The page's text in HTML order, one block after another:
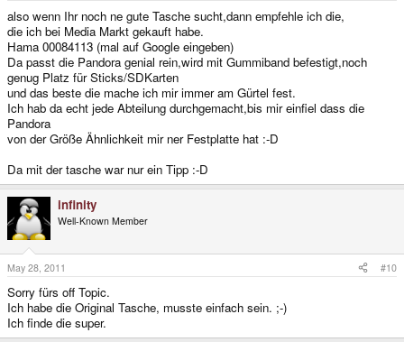
also wenn Ihr noch ne gute Tasche sucht,dann empfehle ich die,
die ich bei Media Markt gekauft habe.
Hama 00084113 (mal auf Google eingeben)
Da passt die Pandora genial rein,wird mit Gummiband befestigt,noch
genug Platz für Sticks/SDKarten
und das beste die mache ich mir immer am Gürtel fest.
Ich hab da echt jede Abteilung durchgemacht,bis mir einfiel dass die
Pandora
von der Größe Ähnlichkeit mir ner Festplatte hat :-D
Da mit der tasche war nur ein Tipp :-D
infinity
Well-Known Member
May 28, 2011 #10
Sorry fürs off Topic.
Ich habe die Original Tasche, musste einfach sein. ;-)
Ich finde die super.